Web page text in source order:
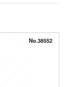
No.38552